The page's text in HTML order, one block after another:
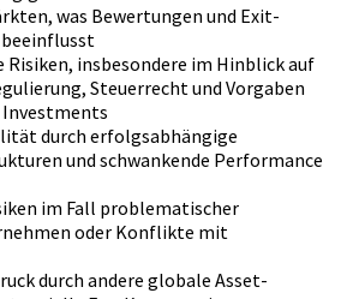
was Bewertungen und Exit-
Risiken, insbesondere im Hinblick auf
Steuerrecht und Vorgaben
durch erfolgsabhängige
und schwankende Performance
im Fall problematischer
oder Konflikte mit
durch andere globale Asset-